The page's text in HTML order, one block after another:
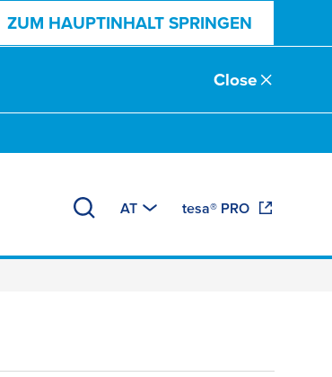
ZUM HAUPTINHALT SPRINGEN
Close
AT tesa® PRO